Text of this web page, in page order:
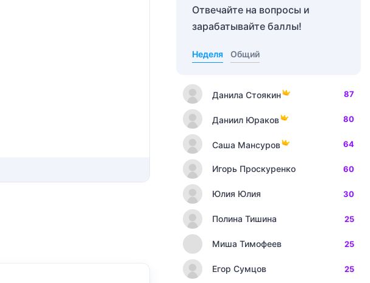
Отвечайте на вопросы и
зарабатывайте баллы!
Неделя Общий
Данила Стоякин 87
Даниил Юраков 80
Саша Мансуров 64
Игорь Проскуренко 60
Юлия Юлия 30
Полина Тишина 25
Миша Тимофеев 25
Егор Сумцов 25